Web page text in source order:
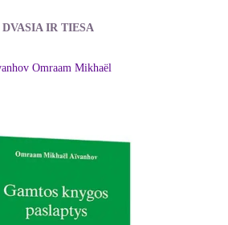
DVASIA IR TIESA
Omraam Mikhaël